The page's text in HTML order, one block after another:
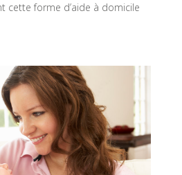
cette forme d’aide à domicile